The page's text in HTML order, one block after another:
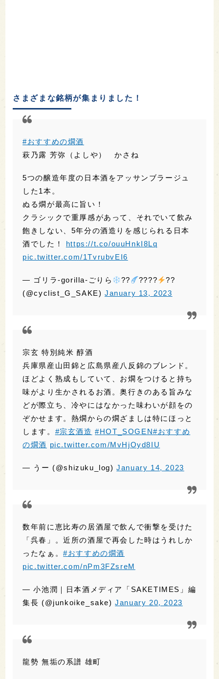
さまざまな銘柄が集まりました！
#おすすめの燗酒
萩乃露 芳弥（よしや） かさね
5つの醸造年度の日本酒をアッサンブラージュ
した1本。
ぬる燗が最高に旨い！
クラシックで重厚感があって、それでいて飲み
飽きしない、5年分の酒造りを感じられる日本
酒でした！https://t.co/ouuHnkI8Lq
pic.twitter.com/1TvrubvEI6
— ゴリラ-gorilla-ごりら ?? ????
??
(@cyclist_G_SAKE)January 13, 2023
宗玄 特別純米 醇酒
兵庫県産山田錦と広島県産八反錦のブレンド。
ほどよく熟成もしていて、お燗をつけると持ち
味がより生かされるお酒。奥行きのある旨みな
どが際立ち、冷やにはなかった味わいが顔をの
ぞかせます。熱燗からの燗ざましは特にほっと
します。#宗玄酒造 #HOT_SOGEN #おすすめ
数年前に恵比寿の居酒屋で飲んで衝撃を受けた
「呉春」。近所の酒屋で再会した時はうれしか
ったなぁ。#おすすめの燗酒
— 小池潤｜日本酒メディア「SAKETIMES」編